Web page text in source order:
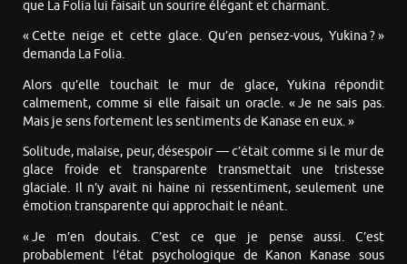
que La Folia lui faisait un sourire élégant et charmant.
« Cette neige et cette glace. Qu’en pensez-vous, Yukina ? »
demanda La Folia.
Alors qu’elle touchait le mur de glace, Yukina répondit
calmement, comme si elle faisait un oracle. « Je ne sais pas.
Mais je sens fortement les sentiments de Kanase en eux. »
Solitude, malaise, peur, désespoir — c’était comme si le mur de
glace froide et transparente transmettait une tristesse
glaciale. Il n’y avait ni haine ni ressentiment, seulement une
émotion transparente qui approchait le néant.
« Je m’en doutais. C’est ce que je pense aussi. C’est
probablement l’état psychologique de Kanon Kanase sous